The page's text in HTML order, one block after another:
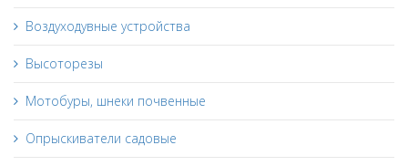
Воздуходувные устройства
Высоторезы
Мотобуры, шнеки почвенные
Опрыскиватели садовые